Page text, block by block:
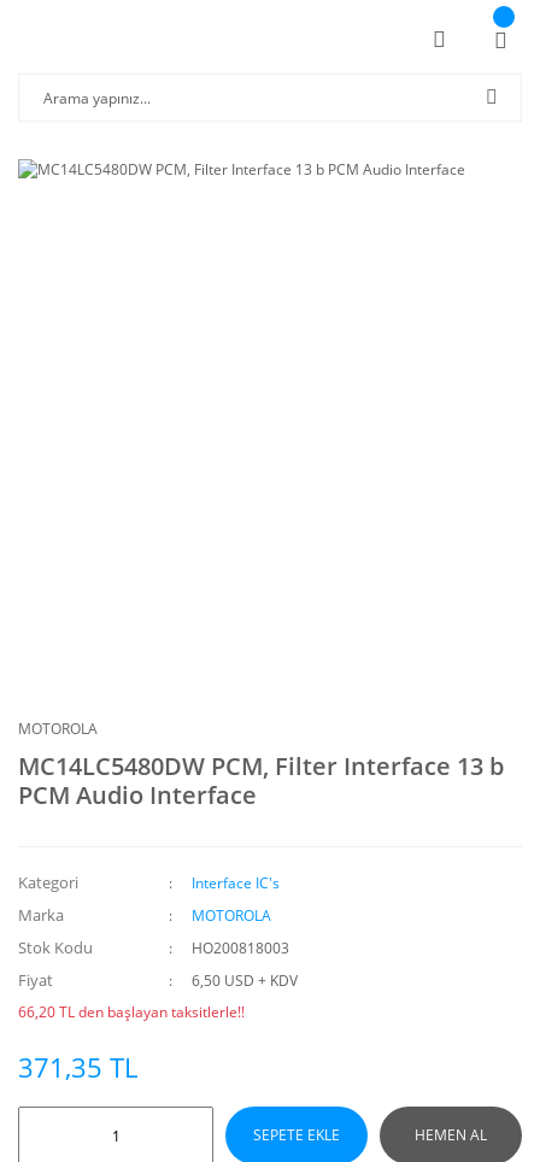
MOTOROLA
MC14LC5480DW PCM, Filter Interface 13 b
PCM Audio Interface
Kategori Interface IC's
Marka MOTOROLA
Stok Kodu HO200818003
Fiyat
6,50 USD + KDV
66,20 TL den başlayan taksitlerle!!
371,35 TL
SEPETE EKLE HEMEN AL